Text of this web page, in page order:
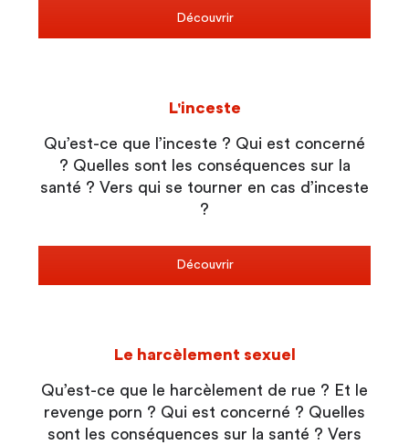
Découvrir
L'inceste
Qu’est-ce que l’inceste ? Qui est concerné
? Quelles sont les conséquences sur la
santé ? Vers qui se tourner en cas d’inceste
?
Découvrir
Le harcèlement sexuel
Qu’est-ce que le harcèlement de rue ? Et le
revenge porn ? Qui est concerné ? Quelles
sont les conséquences sur la santé ? Vers